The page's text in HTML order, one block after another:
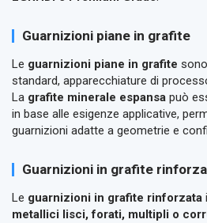
Guarnizioni piane in grafite
Le guarnizioni piane in grafite
standard, apparecchiature di
La grafite minerale espansa può
in base alle esigenze applicative,
guarnizioni adatte a geometrie e
Guarnizioni in grafite
Le guarnizioni in grafite rinforzata
metallici lisci, forati, multipli o